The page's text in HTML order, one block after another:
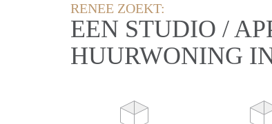
RENEE ZOEKT:
EEN STUDIO /
HUURWONING